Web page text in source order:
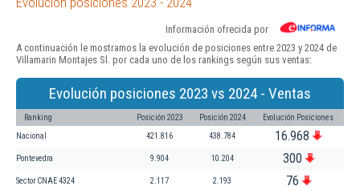
Información ofrecida por
A continuación le mostramos la evolución de posiciones entre 2023 y 2024 de
Villamarin Montajes Sl. por cada uno de los rankings según sus ventas:
Evolución posiciones 2023 vs 2024 - Ventas
Ranking Posición 2023 Posición 2024 Evolución Posiciones
Nacional 421.816 438.784 16.968
Pontevedra 9.904 10.204 300
Sector CNAE 4324 2.117 2.193 76